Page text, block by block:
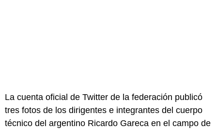
La cuenta oficial de Twitter de la federación publicó
tres fotos de los dirigentes e integrantes del cuerpo
técnico del argentino Ricardo Gareca en el campo de